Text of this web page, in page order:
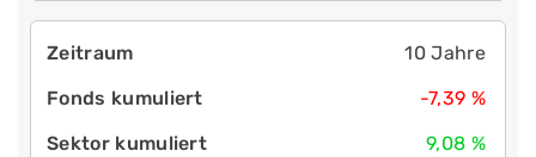
10 Jahre
-7,39 %
9,08 %